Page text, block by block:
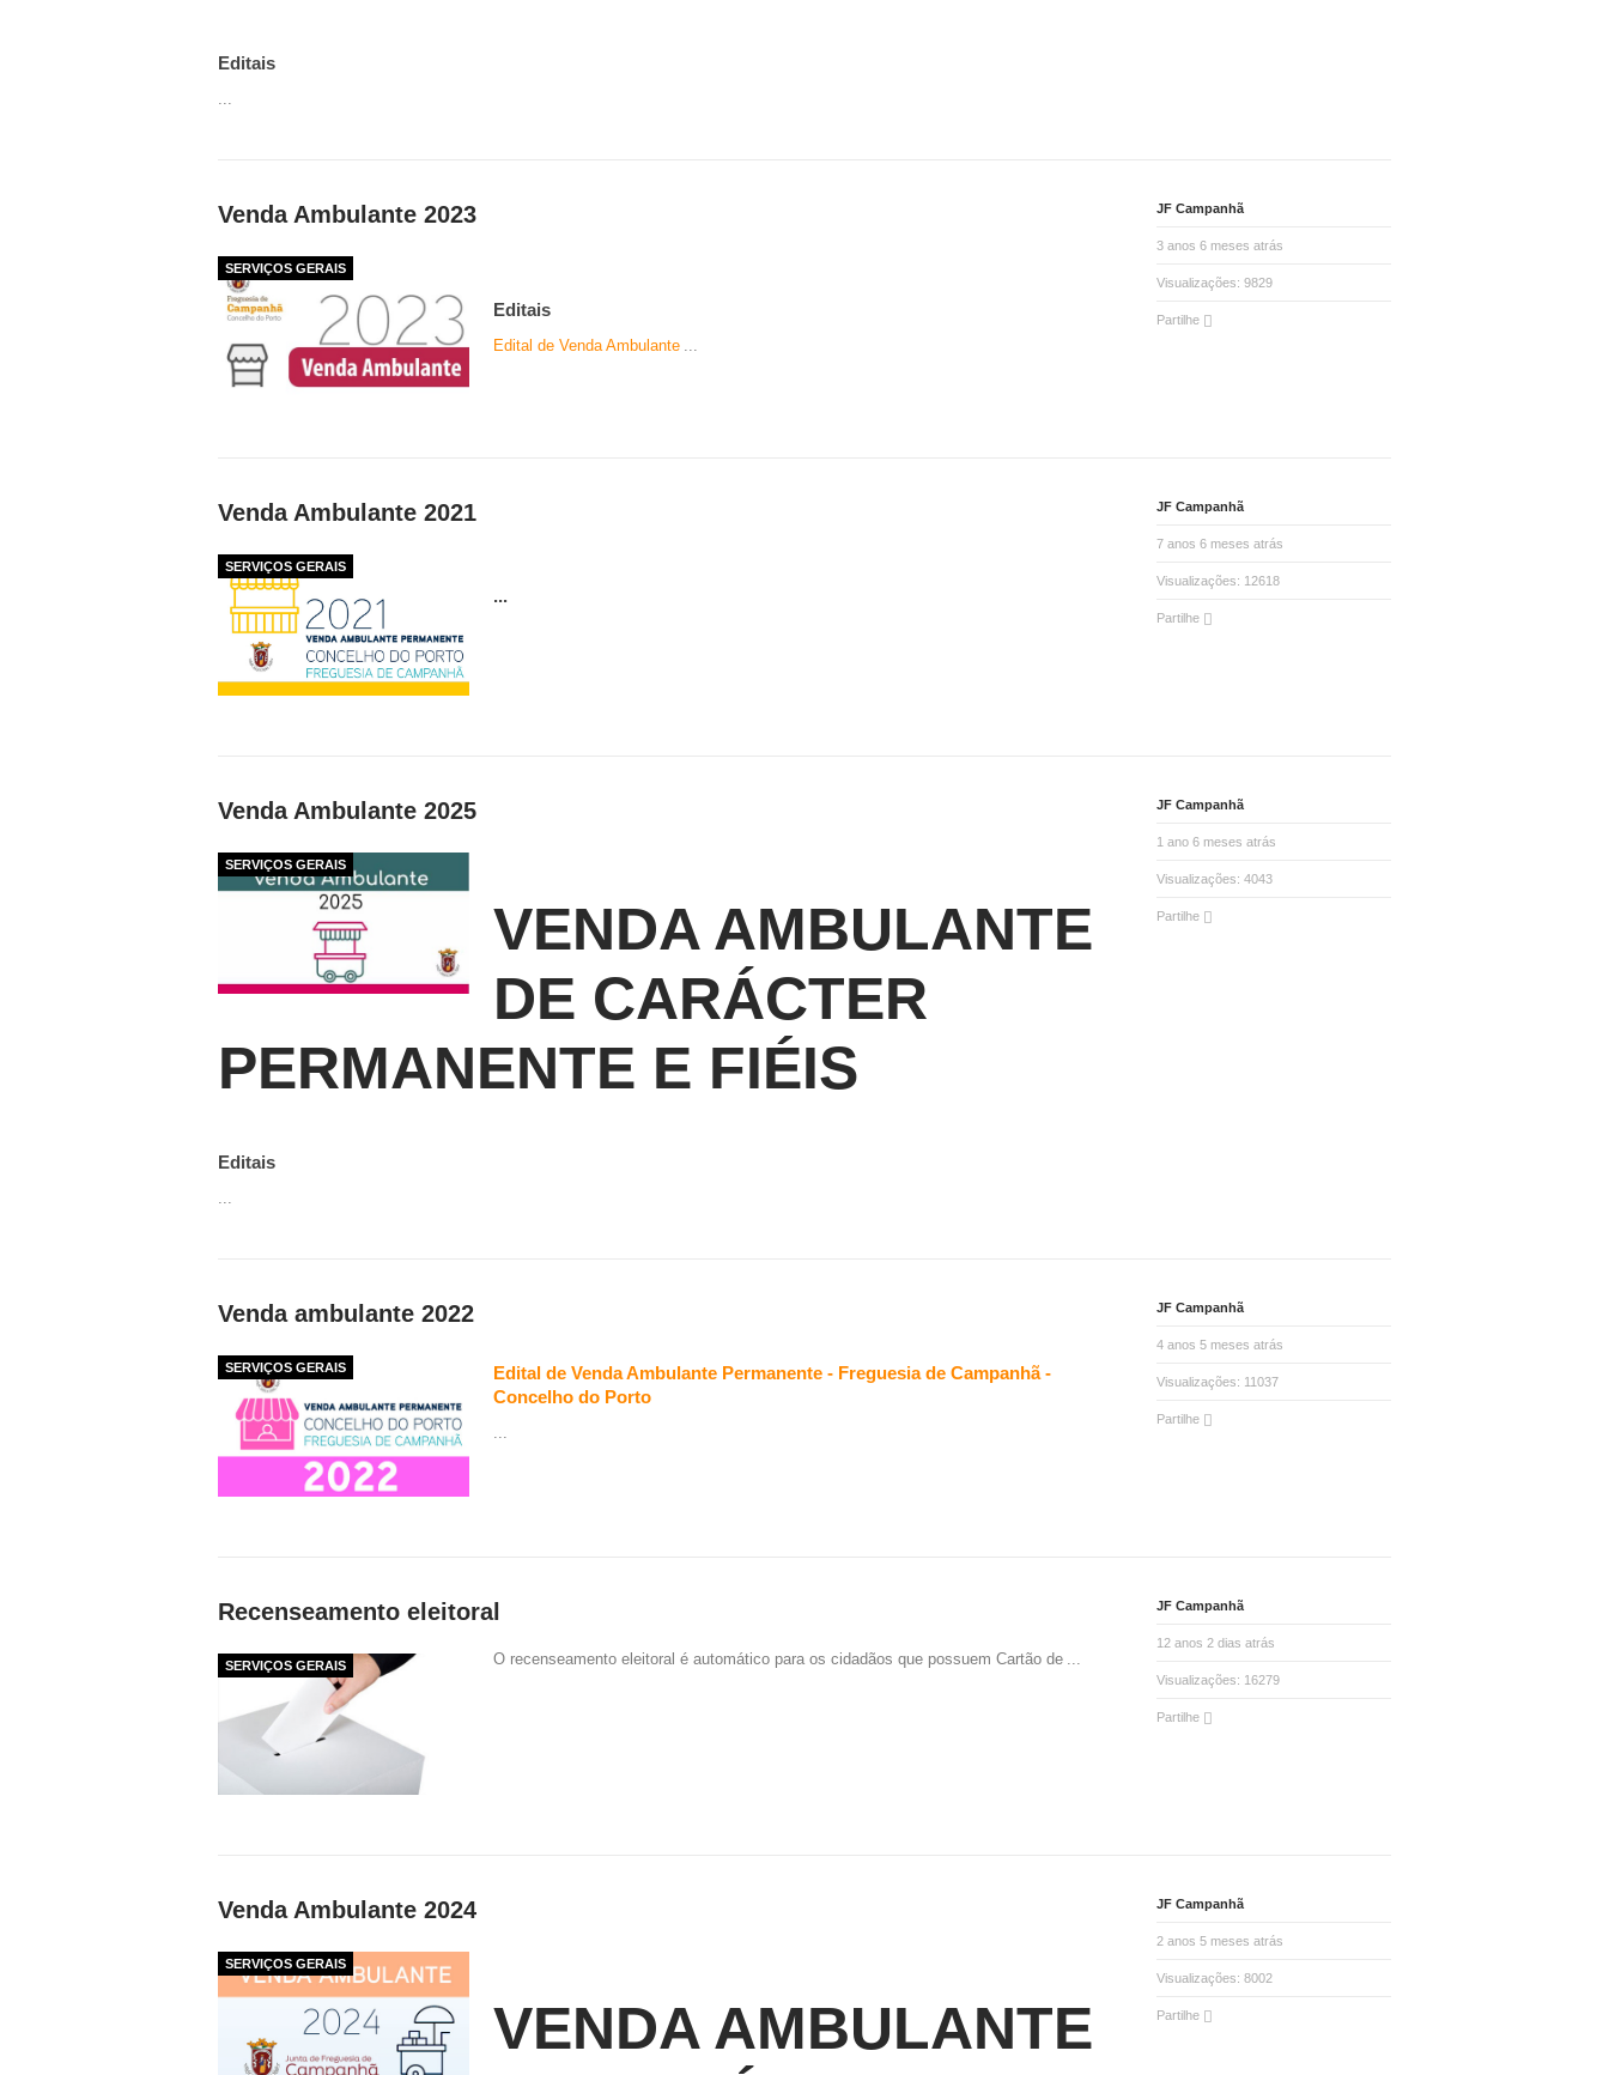
Editais
Venda Ambulante 2023
SERVIÇOS GERAIS
Editais
Edital de Venda Ambulante
JF Campanhã
3 anos 6 meses atrás
Visualizações: 9829
Partilhe
Venda Ambulante 2021
SERVIÇOS GERAIS
...
JF Campanhã
7 anos 6 meses atrás
Visualizações: 12618
Partilhe
Venda Ambulante 2025
SERVIÇOS GERAIS
VENDA AMBULANTE
DE CARÁCTER
PERMANENTE E FIÉIS
Editais
JF Campanhã
1 ano 6 meses atrás
Visualizações: 4043
Partilhe
Venda ambulante 2022
SERVIÇOS GERAIS
Edital de Venda Ambulante Permanente - Freguesia de Campanhã -
Concelho do Porto
JF Campanhã
4 anos 5 meses atrás
Visualizações: 11037
Partilhe
Recenseamento eleitoral
SERVIÇOS GERAIS O recenseamento eleitoral é automático para os cidadãos que possuem Cartão de
JF Campanhã
12 anos 2 dias atrás
Visualizações: 16279
Partilhe
Venda Ambulante 2024
SERVIÇOS GERAIS
VENDA AMBULANTE
JF Campanhã
2 anos 5 meses atrás
Visualizações: 8002
Partilhe